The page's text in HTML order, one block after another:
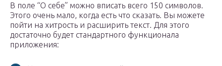
В поле “О себе” можно вписать всего 150 символов.
Этого очень мало, когда есть что сказать. Вы можете
пойти на хитрость и расширить текст. Для этого
достаточно будет стандартного функционала
приложения: